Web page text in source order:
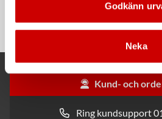
Godkänn
Neka
Kund- och
Ring kundsupport